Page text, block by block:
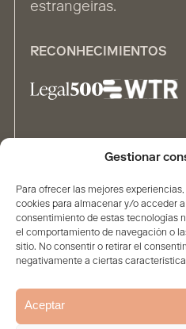
Gestionar
Para ofrecer las mejores
cookies para almacenar y/o acceder
consentimiento de estas tecnologías
el comportamiento de navegación o
sitio. No consentir o retirar el
negativamente a ciertas
Aceptar
estrangeiras.
RECONHECIMIENTOS
dados